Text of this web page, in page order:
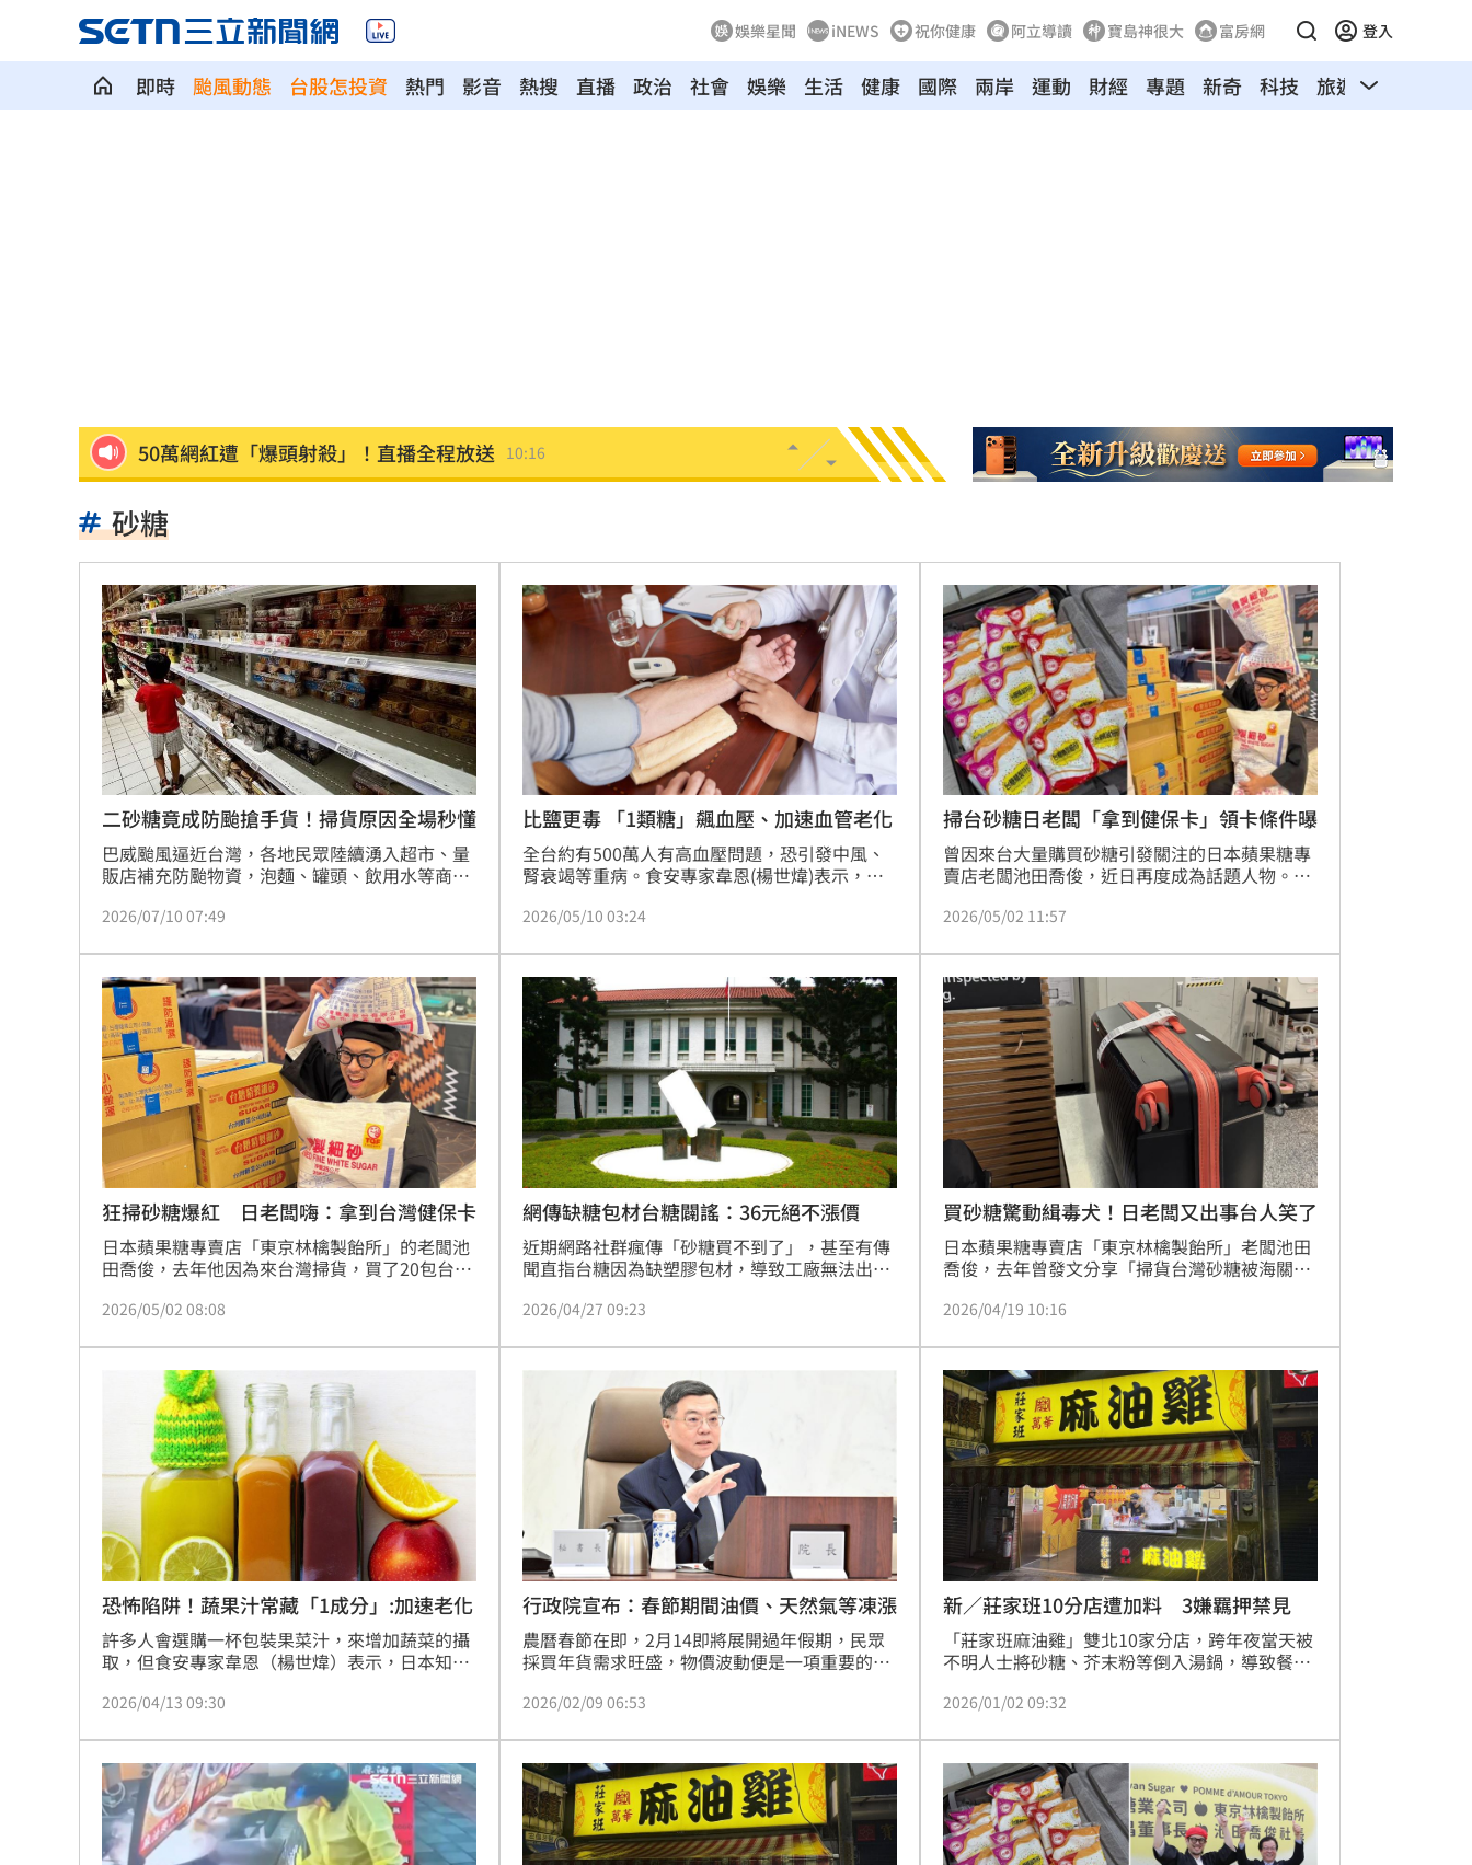
娛樂星聞 iNEWS 祝你健康 阿立導讀 寶島神很大 富房網 登入
即時 颱風動態 台股怎投資 熱門 影音 熱搜 直播 政治 社會 娛樂 生活 健康 國際 兩岸 運動 財經 專題 新奇 科技 旅遊 汽車
獨／<水玲瓏>製作出手 田路路領到退休金 10:16
毒駕抓不完!台中前4月已1死20傷去年飆4倍 10:14
張韶涵來了！悲慟現身化妝師小薇告別式
議員：台中宣導AI圖，主管機關配中國國徽 10:13
詭滑行自撞…他折腰姿勢成屍！死者身份曝 10:13
高檢署主任轟「雞同鴨講」 黃偉哲反擊了 10:11
東發號遭灌負評破2萬則！老饕真實心得曝 10:11
天后化妝師告別式 江蕙、張惠妹花籃致哀 10:09
孫燕姿悲慟現身告別式！送別摯友化妝師 10:06
喝這種冰拿鐵 30歲男劇烈腹痛、險洗腎！ 10:03
父代簽…兒「14天教召不去」付出慘痛代價 10:03
許忠信質詢炫耀飛行夾克！陳清龍回應了 10:02
台灣彩券開獎直播中 20:31
LIVE三立+24小時直播 15:27
三立iNEWS新聞台線上直播 18:00
市場到酒場料理！可果美蕃茄醬創無限可能 12:00
油品食安事件引關注 挑選保健食品要注意
罕病博士彭士齊 輪椅上的生命覺醒！
酷澎「爸氣父親節」國際官方品牌齊聚
砂糖
二砂糖竟成防颱搶手貨！掃貨原因全場秒懂
巴威颱風逼近台灣，各地民眾陸續湧入超市、量
販店補充防颱物資，泡麵、罐頭、飲用水等商品
現，貨架上的二砂糖竟然幾乎全數售罄，意外掀
二砂糖的真正原因。
2026/07/10 07:49
比鹽更毒 「1類糖」飆血壓、加速血管老化
全台約有500萬人有高血壓問題，恐引發中風、
腎衰竭等重病。食安專家韋恩(楊世煒)表示，高
的最新研究，糖對血壓的影響，其實比鹽更大，
收，血壓因此升高，加速血管老化。
2026/05/10 03:24
掃台砂糖日老闆「拿到健保卡」領卡條件曝
曾因來台大量購買砂糖引發關注的日本蘋果糖專
賣店老闆池田喬俊，近日再度成為話題人物。他
卡，對此感到相當開心，也引發網友熱議。
2026/05/02 11:57
狂掃砂糖爆紅 日老闆嗨：拿到台灣健保卡
日本蘋果糖專賣店「東京林檎製飴所」的老闆池
田喬俊，去年他因為來台灣掃貨，買了20包台糖
毒犬，在台日社群平台上引發熱議，所幸最後仍
日他發文分享好消息，透露自己已經拿到台灣的
「健保卡」。
2026/05/02 08:08
網傳缺糖包材台糖闢謠：36元絕不漲價
近期網路社群瘋傳「砂糖買不到了」，甚至有傳
聞直指台糖因為缺塑膠包材，導致工廠無法出
27日嚴正駁斥，強調目前砂糖供應量比起去年同
承諾：1公斤砂糖維持36元「絕對不漲價」。
2026/04/27 09:23
買砂糖驚動緝毒犬！日老闆又出事台人笑了
日本蘋果糖專賣店「東京林檎製飴所」老闆池田
喬俊，去年曾發文分享「掃貨台灣砂糖被海關盯
注。如今池田喬俊再次來台旅遊，帶了黃色跟綠
一出，網友全笑翻。
2026/04/19 10:16
恐怖陷阱！蔬果汁常藏「1成分」:加速老化
許多人會選購一杯包裝果菜汁，來增加蔬菜的攝
取，但食安專家韋恩（楊世煒）表示，日本知名
高果糖糖漿，會在體內引發糖化（AGEs，終末糖
10倍老化。
2026/04/13 09:30
行政院宣布：春節期間油價、天然氣等凍漲
農曆春節在即，2月14即將展開過年假期，民眾
採買年貨需求旺盛，物價波動便是一項重要的民
定物價小組」會議，密切掌握春節應節商品價量
布，汽、柴油價格於春節期間（2/16-2/23）只
跌不漲；天然氣及桶裝瓦斯至2月底也不會漲
價。
2026/02/09 06:53
新／莊家班10分店遭加料 3嫌羈押禁見
「莊家班麻油雞」雙北10家分店，跨年夜當天被
不明人士將砂糖、芥末粉等倒入湯鍋，導致餐點
子、22歲江姓男子及25歲李姓男子，警詢後被依
聲押3人，稍早前法院裁准羈押禁見。
2026/01/02 09:32